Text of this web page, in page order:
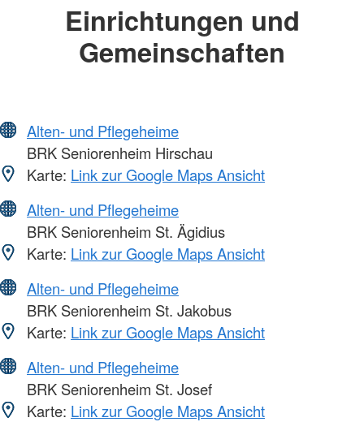
Einrichtungen und
Gemeinschaften
Alten- und Pflegeheime
BRK Seniorenheim Hirschau
Karte: Link zur Google Maps Ansicht
Alten- und Pflegeheime
BRK Seniorenheim St. Ägidius
Karte: Link zur Google Maps Ansicht
Alten- und Pflegeheime
BRK Seniorenheim St. Jakobus
Karte: Link zur Google Maps Ansicht
Alten- und Pflegeheime
BRK Seniorenheim St. Josef
Karte: Link zur Google Maps Ansicht